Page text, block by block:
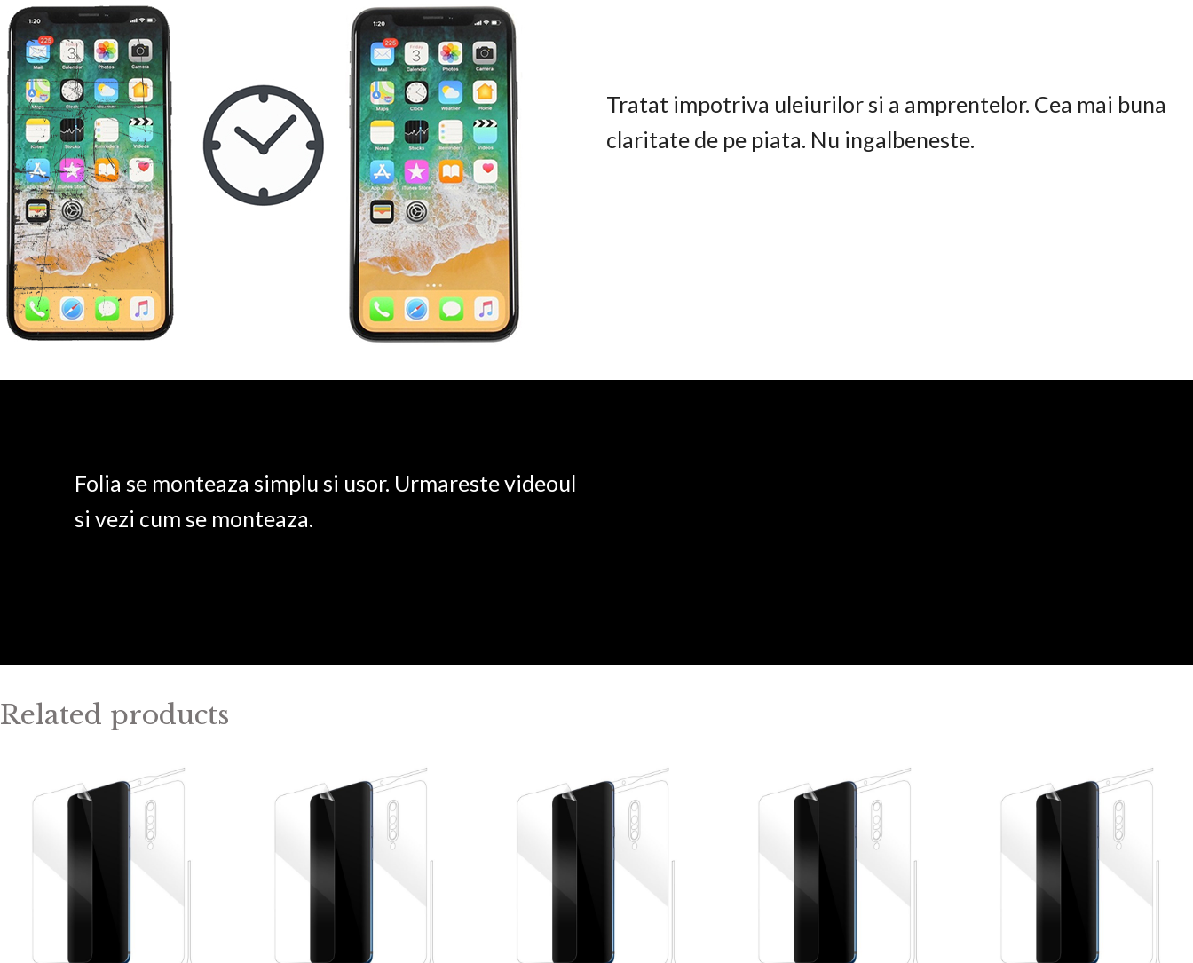
Tratat impotriva uleiurilor si a amprentelor. Cea mai buna
claritate de pe piata. Nu ingalbeneste.
Folia se monteaza simplu si usor. Urmareste videoul
si vezi cum se monteaza.
Related products